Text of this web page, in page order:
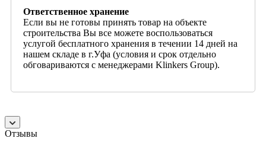
Ответственное хранение
Если вы не готовы принять товар на объекте
строительства Вы все можете воспользоваться
услугой бесплатного хранения в течении 14 дней на
нашем складе в г.Уфа (условия и срок отдельно
обговариваются с менеджерами Klinkers Group).
Отзывы